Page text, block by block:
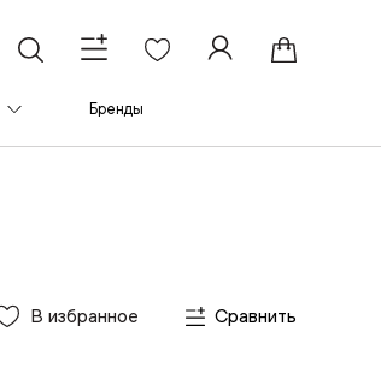
Бренды
В избранное Сравнить